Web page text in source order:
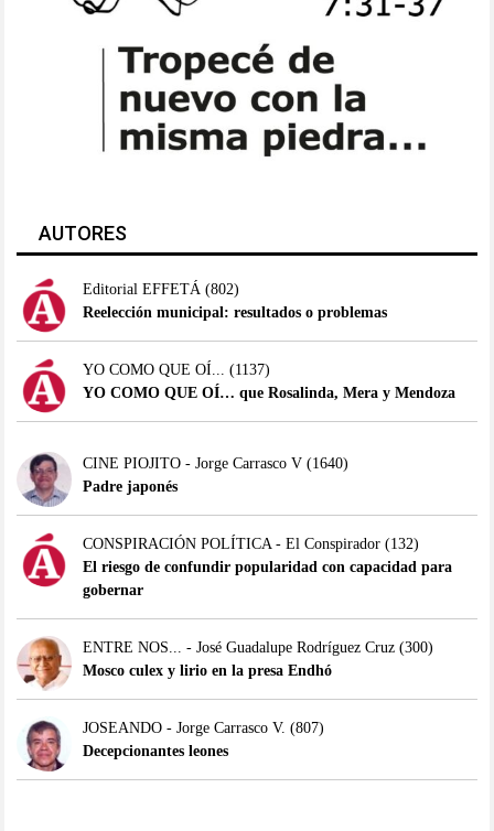
AUTORES
Editorial EFFETÁ (802)
Reelección municipal: resultados o problemas
YO COMO QUE OÍ...
(1137)
YO COMO QUE OÍ… que Rosalinda, Mera y Mendoza
CINE PIOJITO - Jorge Carrasco V(1640)
Padre japonés
CONSPIRACIÓN POLÍTICA - El Conspirador(132)
El riesgo de confundir popularidad con capacidad para
gobernar
ENTRE NOS... - José Guadalupe Rodríguez Cruz(300)
Mosco culex y lirio en la presa Endhó
JOSEANDO - Jorge Carrasco V. (807)
Decepcionantes leones